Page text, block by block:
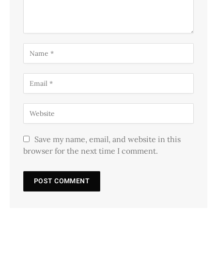
Save my name, email, and website in this
browser for the next time I comment.